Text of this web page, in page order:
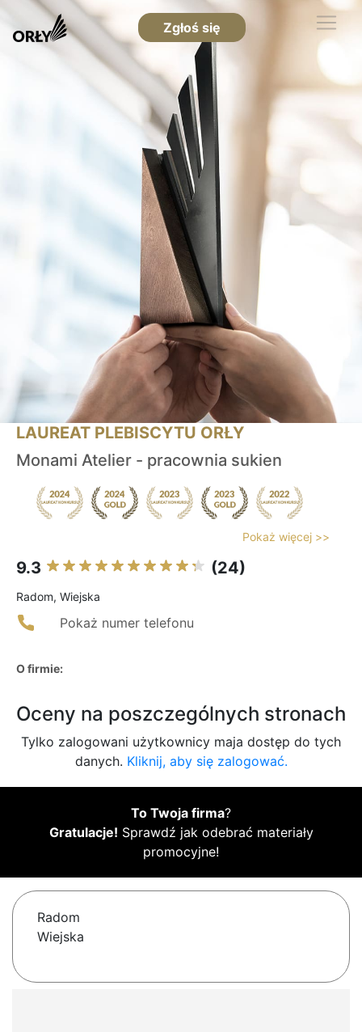
Zgłoś się
LAUREAT PLEBISCYTU ORŁY
Monami Atelier - pracownia sukien
Pokaż więcej >>
9.3 (24)
Radom, Wiejska
Pokaż numer telefonu
O firmie:
Oceny na poszczególnych stronach
Tylko zalogowani użytkownicy maja dostęp do tych
danych. Kliknij, aby się zalogować.
To Twoja firma?
Gratulacje! Sprawdź jak odebrać materiały
promocyjne!
Radom
Wiejska